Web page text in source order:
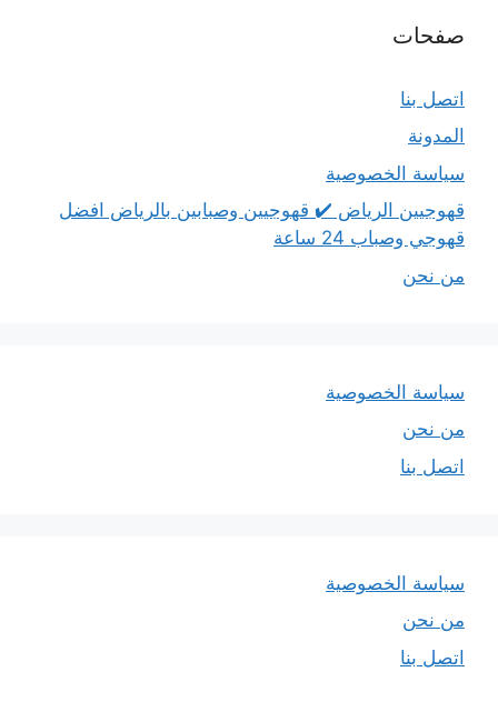
صفحات
اتصل بنا
المدونة
سياسة الخصوصية
قهوجيين الرياض ✔️ قهوجيين وصبابين بالرياض افضل
قهوجي وصباب 24 ساعة
من نحن
سياسة الخصوصية
من نحن
اتصل بنا
سياسة الخصوصية
من نحن
اتصل بنا